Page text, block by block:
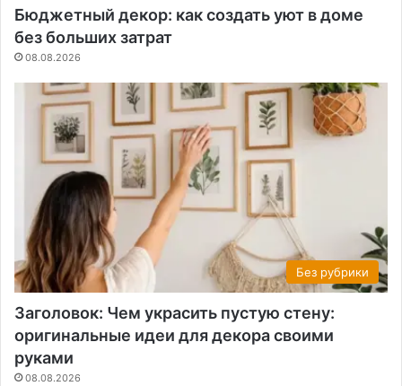
Бюджетный декор: как создать уют в доме
без больших затрат
08.08.2026
Без рубрики
Заголовок: Чем украсить пустую стену:
оригинальные идеи для декора своими
руками
08.08.2026